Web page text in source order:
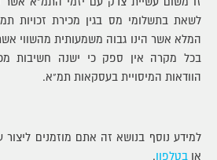
לשאת בתשלומי מס בגין מכירת זכויות
המלא אשר הינו גבוה משמעותית מהשווי
בכל מקרה אין ספק כי ישנה חשיבות
הוודאות המיסויית בעסקאות תמ"א.
למידע נוסף בנושא זה אתם מוזמנים
או בטלפון.